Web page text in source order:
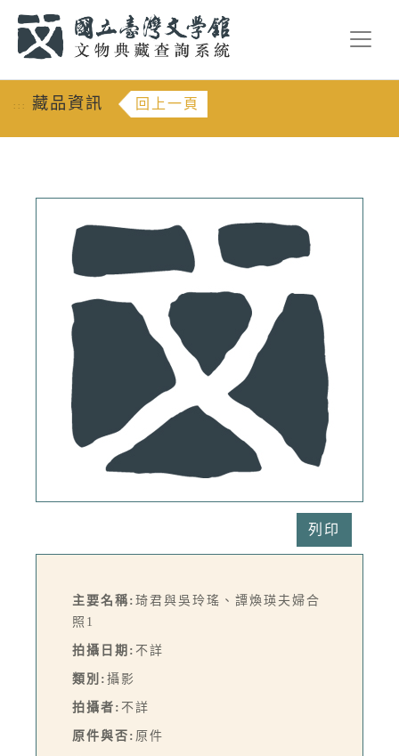
::: 藏品資訊 回上一頁
列印
主要名稱: 琦君與吳玲瑤、譚煥瑛夫婦合
照1
拍攝日期: 不詳
類別: 攝影
拍攝者: 不詳
原件與否: 原件